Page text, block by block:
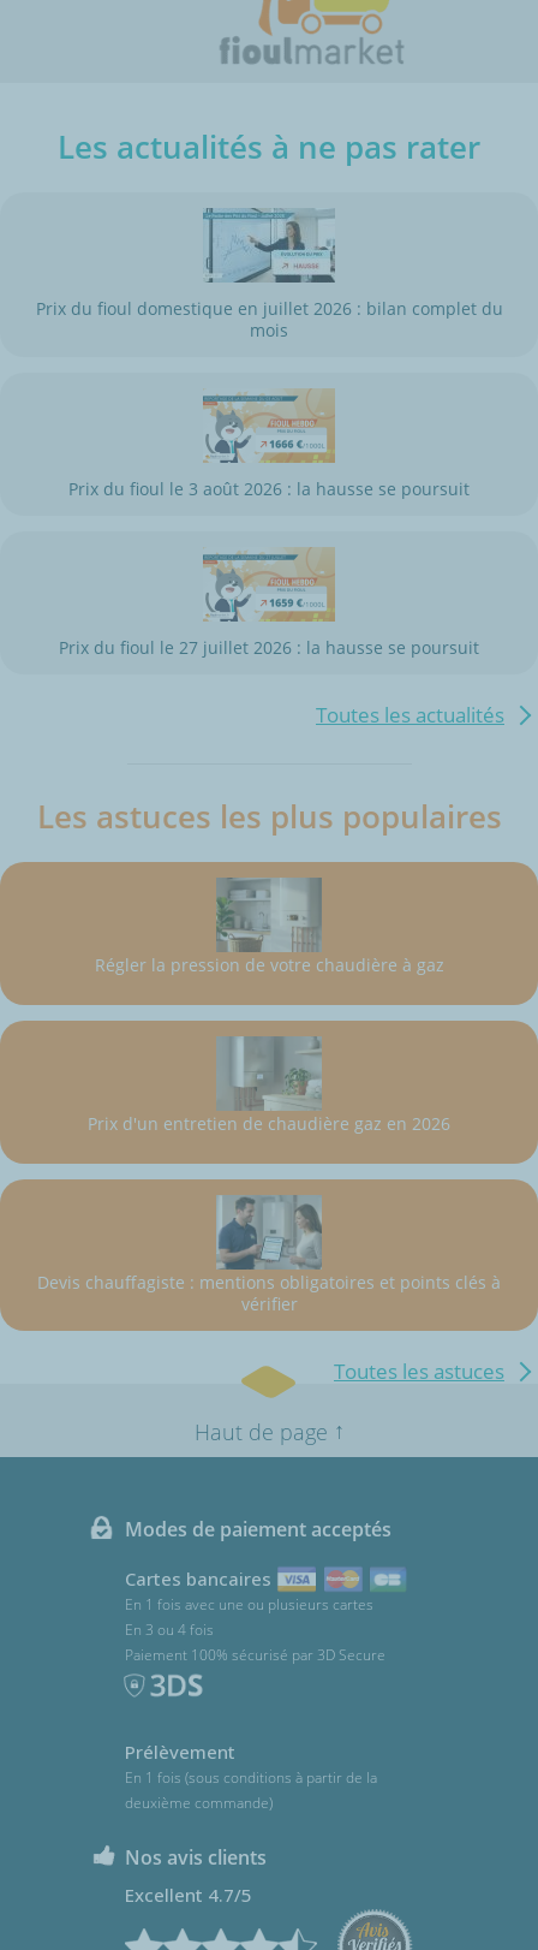
Les actualités à ne pas rater
Prix du fioul domestique en juillet 2026 : bilan complet du
mois
Prix du fioul le 3 août 2026 : la hausse se poursuit
Prix du fioul le 27 juillet 2026 : la hausse se poursuit
Toutes les actualités
Les astuces les plus populaires
Régler la pression de votre chaudière à gaz
Prix d'un entretien de chaudière gaz en 2026
Devis chauffagiste : mentions obligatoires et points clés à
vérifier
Toutes les astuces
Haut de page ↑
Modes de paiement acceptés
Cartes bancaires
En 1 fois avec une ou plusieurs cartes
En 3 ou 4 fois
Paiement 100% sécurisé par 3D Secure
Prélèvement
En 1 fois (sous conditions à partir de la
deuxième commande)
Nos avis clients
Excellent 4.7/5